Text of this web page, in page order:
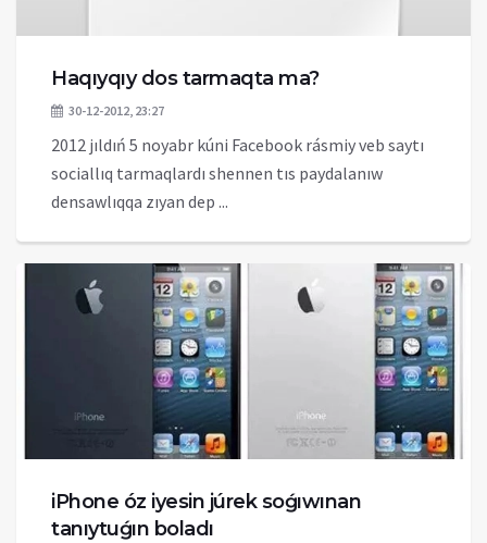
Haqıyqıy dos tarmaqta ma?
30-12-2012, 23:27
2012 jıldıń 5 noyabr kúni Facebook rásmiy veb saytı
sociallıq tarmaqlardı shennen tıs paydalanıw
densawlıqqa zıyan dep ...
iPhone óz iyesin júrek soǵıwınan
tanıytuǵın boladı